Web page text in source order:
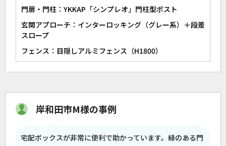
門扉・門柱：YKKAP「シンプレオ」門柱型ポスト
玄関アプローチ：インターロッキング（グレー系）＋段差
スロープ
フェンス：目隠しアルミフェンス（H1800）
岸和田市M様の事例
宅配ボックスが非常に便利で助かっています。緑のある門